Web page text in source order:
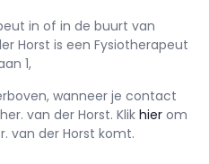
in of in de buurt van
Horst is een Fysiotherapeut
1,
wanneer je contact
van der Horst. Klik hier om
van der Horst komt.